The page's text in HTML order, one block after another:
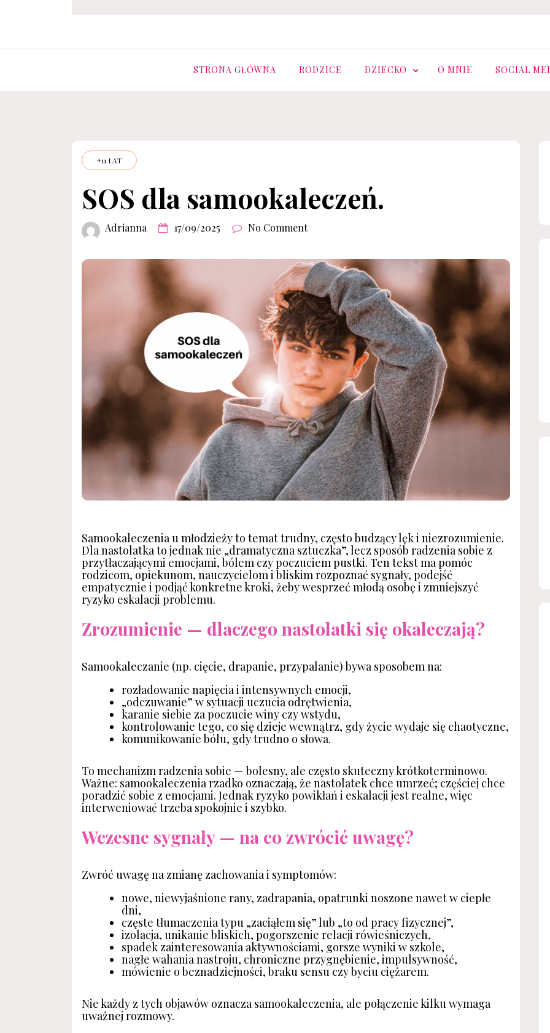
STRONA GŁÓWNA RODZICE DZIECKO O MNIE SOCIAL
+11 LAT
SOS dla samookaleczeń.
Adrianna 17/09/2025 No Comment
Samookaleczenia u młodzieży to temat trudny, często budzący lęk i niezrozumienie.
Dla nastolatka to jednak nie „dramatyczna sztuczka”, lecz sposób radzenia sobie z
przytłaczającymi emocjami, bólem czy poczuciem pustki. Ten tekst ma pomóc
rodzicom, opiekunom, nauczycielom i bliskim rozpoznać sygnały, podejść
empatycznie i podjąć konkretne kroki, żeby wesprzeć młodą osobę i zmniejszyć
ryzyko eskalacji problemu.
Zrozumienie — dlaczego nastolatki się okaleczają?
Samookaleczanie (np. cięcie, drapanie, przypalanie) bywa sposobem na:
rozładowanie napięcia i intensywnych emocji,
„odczuwanie” w sytuacji uczucia odrętwienia,
karanie siebie za poczucie winy czy wstydu,
kontrolowanie tego, co się dzieje wewnątrz, gdy życie wydaje się chaotyczne,
komunikowanie bólu, gdy trudno o słowa.
To mechanizm radzenia sobie — bolesny, ale często skuteczny krótkoterminowo.
Ważne: samookaleczenia rzadko oznaczają, że nastolatek chce umrzeć; częściej chce
poradzić sobie z emocjami. Jednak ryzyko powikłań i eskalacji jest realne, więc
interweniować trzeba spokojnie i szybko.
Wczesne sygnały — na co zwrócić uwagę?
Zwróć uwagę na zmianę zachowania i symptomów:
nowe, niewyjaśnione rany, zadrapania, opatrunki noszone nawet w ciepłe
dni,
częste tłumaczenia typu „zaciąłem się” lub „to od pracy fizycznej”,
izolacja, unikanie bliskich, pogorszenie relacji rówieśniczych,
spadek zainteresowania aktywnościami, gorsze wyniki w szkole,
nagłe wahania nastroju, chroniczne przygnębienie, impulsywność,
mówienie o beznadziejności, braku sensu czy byciu ciężarem.
Nie każdy z tych objawów oznacza samookaleczenia, ale połączenie kilku wymaga
uważnej rozmowy.